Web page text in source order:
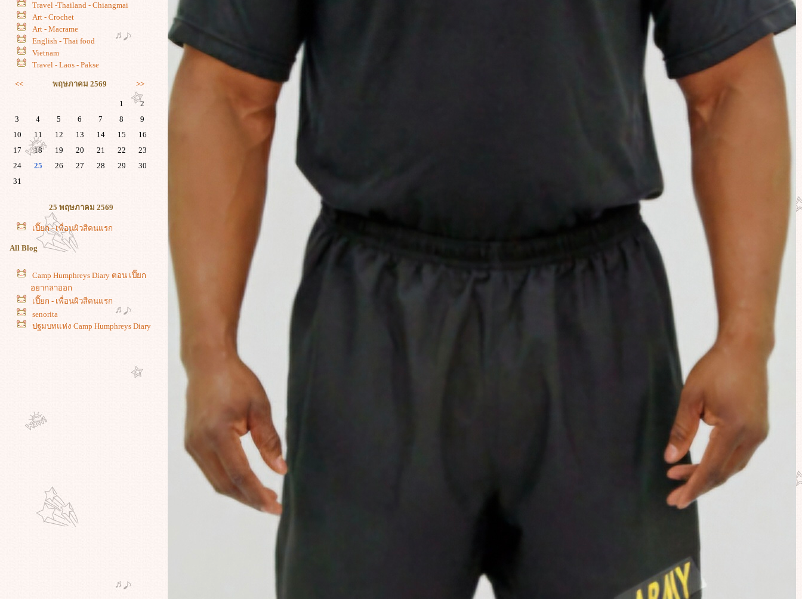
Travel -Thailand - Chiangmai
Art - Crochet
Art - Macrame
English - Thai food
Vietnam
Travel - Laos - Pakse
<< พฤษภาคม 2569 >>
1
2
3
4 5 6 7 8
9
10
11 12 13 14 15
16
17
18 19 20 21 22
23
24
25 26 27 28 29
30
31
25 พฤษภาคม 2569
เปี๊ยก - เพื่อนผิวสีคนแรก
All Blog
Camp Humphreys Diary ตอน เปี๊ยก
อยากลาออก
เปี๊ยก - เพื่อนผิวสีคนแรก
senorita
ปฐมบทแห่ง Camp Humphreys Diary